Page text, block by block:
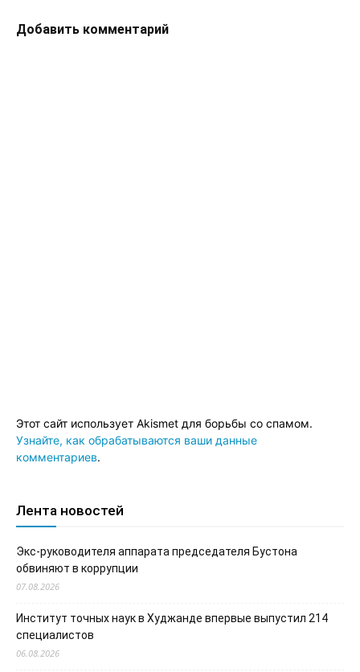
Добавить комментарий
Этот сайт использует Akismet для борьбы со спамом.
Узнайте, как обрабатываются ваши данные
комментариев.
Лента новостей
Экс-руководителя аппарата председателя Бустона
обвиняют в коррупции
07.08.2026
Институт точных наук в Худжанде впервые выпустил 214
специалистов
06.08.2026